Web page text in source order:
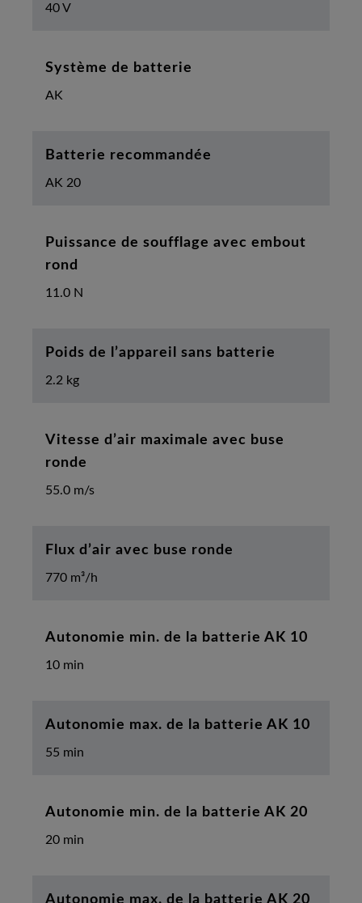
40 V
Système de batterie
AK
Batterie recommandée
AK 20
Puissance de soufflage avec embout
rond
11.0 N
Poids de l’appareil sans batterie
2.2 kg
Vitesse d’air maximale avec buse
ronde
55.0 m/s
Flux d’air avec buse ronde
770 m³/h
Autonomie min. de la batterie AK 10
10 min
Autonomie max. de la batterie AK 10
55 min
Autonomie min. de la batterie AK 20
20 min
Autonomie max. de la batterie AK 20